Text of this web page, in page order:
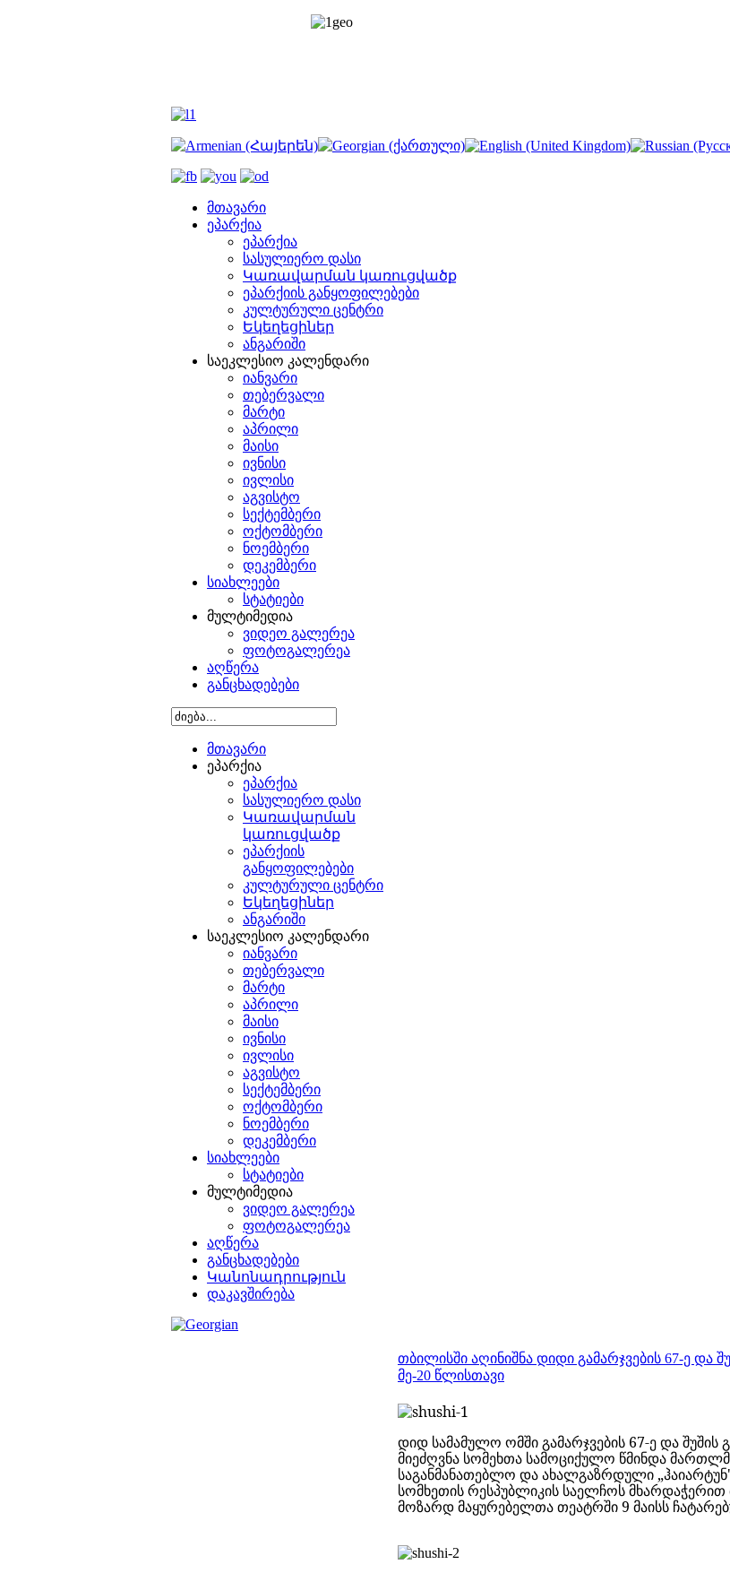
მთავარი
ეპარქია
ეპარქია
სასულიერო დასი
Կառավարման կառուցվածք
ეპარქიის განყოფილებები
კულტურული ცენტრი
Եկեղեցիներ
ანგარიში
საეკლესიო კალენდარი
იანვარი
თებერვალი
მარტი
აპრილი
მაისი
ივნისი
ივლისი
აგვისტო
სექტემბერი
ოქტომბერი
ნოემბერი
დეკემბერი
სიახლეები
სტატიები
მულტიმედია
ვიდეო გალერეა
ფოტოგალერეა
აღწერა
განცხადებები
მთავარი
ეპარქია
ეპარქია
სასულიერო დასი
Կառավարման
կառուցվածք
ეპარქიის
განყოფილებები
კულტურული ცენტრი
Եկեղեցիներ
ანგარიში
საეკლესიო კალენდარი
იანვარი
თებერვალი
მარტი
აპრილი
მაისი
ივნისი
ივლისი
აგვისტო
სექტემბერი
ოქტომბერი
ნოემბერი
დეკემბერი
სიახლეები
სტატიები
მულტიმედია
ვიდეო გალერეა
ფოტოგალერეა
აღწერა
განცხადებები
Կանոնադրություն
დაკავშირება
თბილისში აღინიშნა დიდი გამარჯვების 67-ე და
მე-20 წლისთავი
დიდ სამამულო ომში გამარჯვების 67-ე და
მიეძღვნა სომეხთა სამოციქულო წმინდა
საგანმანათებლო და ახალგაზრდული
სომხეთის რესპუბლიკის საელჩოს
მოზარდ მაყურებელთა თეატრში 9 მაისს